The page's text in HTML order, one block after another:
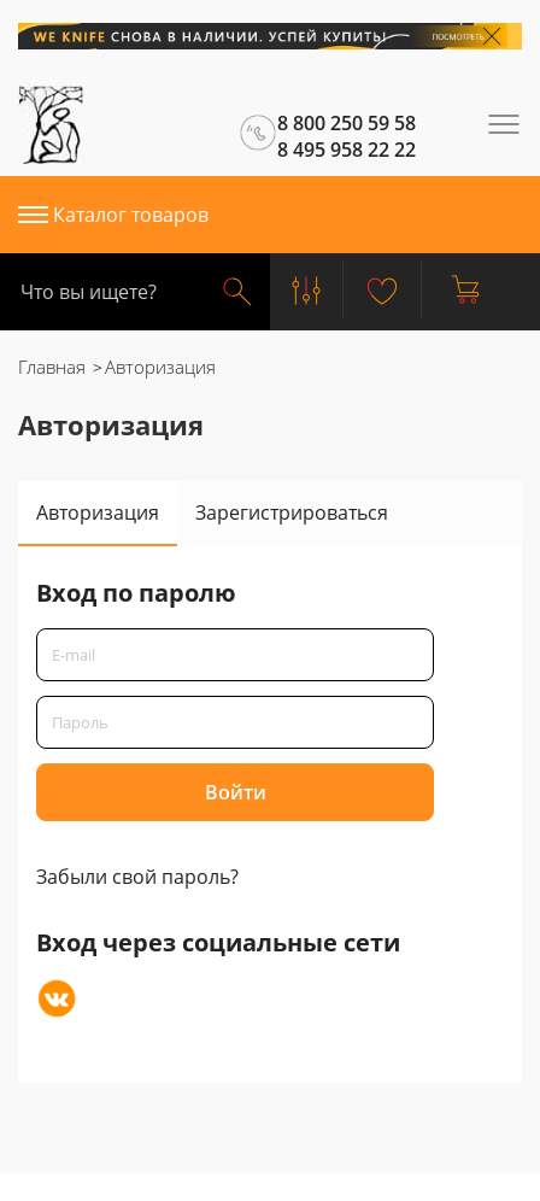
8 800 250 59 58
8 495 958 22 22
Каталог товаров
Главная Авторизация
Авторизация
Авторизация Зарегистрироваться
Вход по паролю
Забыли свой пароль?
Вход через социальные сети